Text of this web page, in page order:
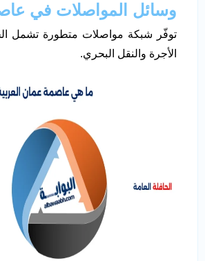
وسائل المواصلات في
توفّر شبكة مواصلات متطورة تشمل
الأجرة والنقل البحري.